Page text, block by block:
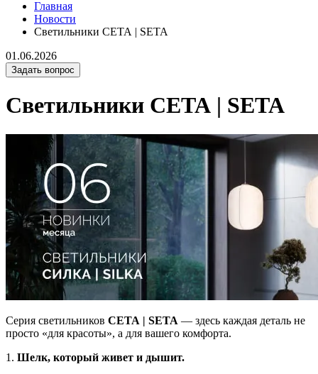
Главная
Новости
Светильники СЕТА | SETA
01.06.2026
Задать вопрос
Светильники СЕТА | SETA
Серия светильников СЕТА | SETA — здесь каждая деталь не
просто «для красоты», а для вашего комфорта.
1. Шелк, который живет и дышит.